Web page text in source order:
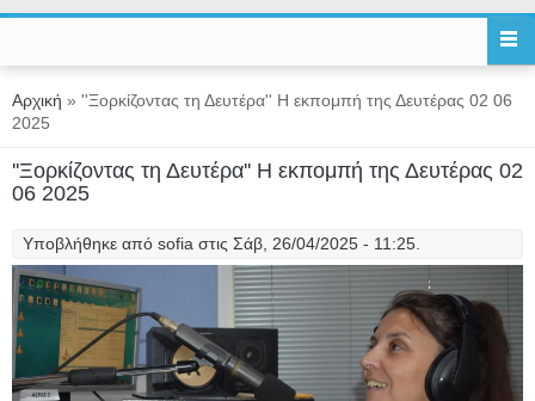
Είστε εδώ
Αρχική » ''Ξορκίζοντας τη Δευτέρα'' Η εκπομπή της Δευτέρας 02 06
2025
''Ξορκίζοντας τη Δευτέρα'' Η εκπομπή της Δευτέρας 02
06 2025
Υποβλήθηκε από sofia στις Σάβ, 26/04/2025 - 11:25.